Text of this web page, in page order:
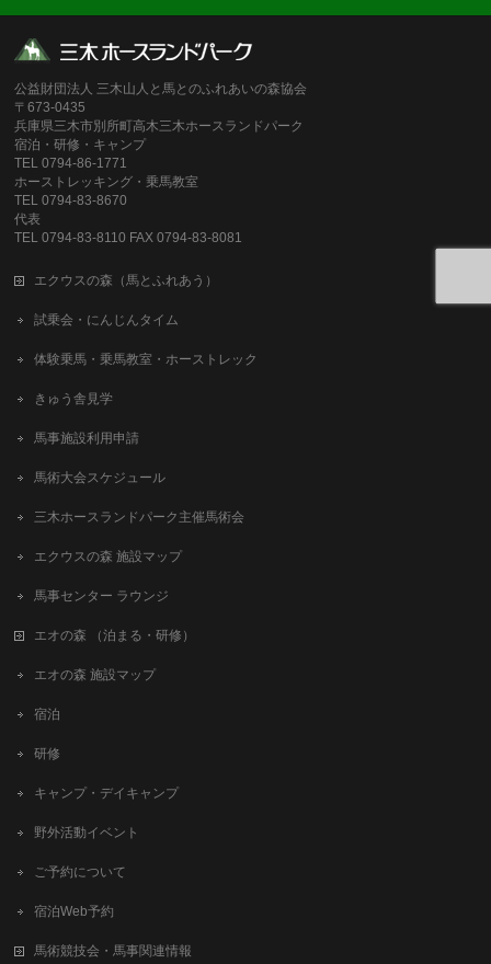
公益財団法人 三木山人と馬とのふれあいの森協会
〒673-0435
兵庫県三木市別所町高木三木ホースランドパーク
宿泊・研修・キャンプ
TEL 0794-86-1771
ホーストレッキング・乗馬教室
TEL 0794-83-8670
代表
TEL 0794-83-8110 FAX 0794-83-8081
エクウスの森（馬とふれあう）
試乗会・にんじんタイム
体験乗馬・乗馬教室・ホーストレック
きゅう舎見学
馬事施設利用申請
馬術大会スケジュール
三木ホースランドパーク主催馬術会
エクウスの森 施設マップ
馬事センター ラウンジ
エオの森 （泊まる・研修）
エオの森 施設マップ
宿泊
研修
キャンプ・デイキャンプ
野外活動イベント
ご予約について
宿泊Web予約
馬術競技会・馬事関連情報